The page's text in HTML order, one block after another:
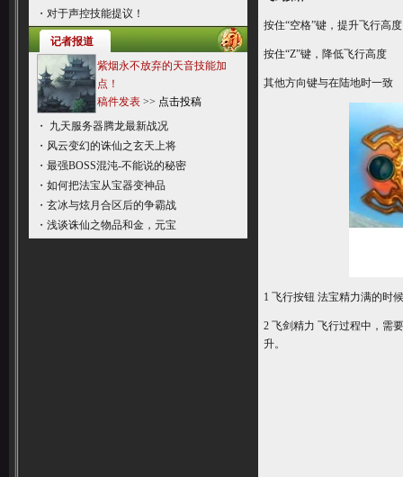
・对于声控技能提议！
记者报道
紫烟永不放弃的天音技能加
点！
稿件发表>> 点击投稿
・
九天服务器腾龙最新战况
・ 风云变幻的诛仙之玄天上将
・最强BOSS混沌-不能说的秘密
・如何把法宝从宝器变神品
・玄冰与炫月合区后的争霸战
・浅谈诛仙之物品和金，元宝
按住“空格”键，提升飞行高度
按住“Z”键，降低飞行高度
其他方向键与在陆地时一致
1 飞行按钮 法宝精力满的时
2 飞剑精力 飞行过程中，需
升。